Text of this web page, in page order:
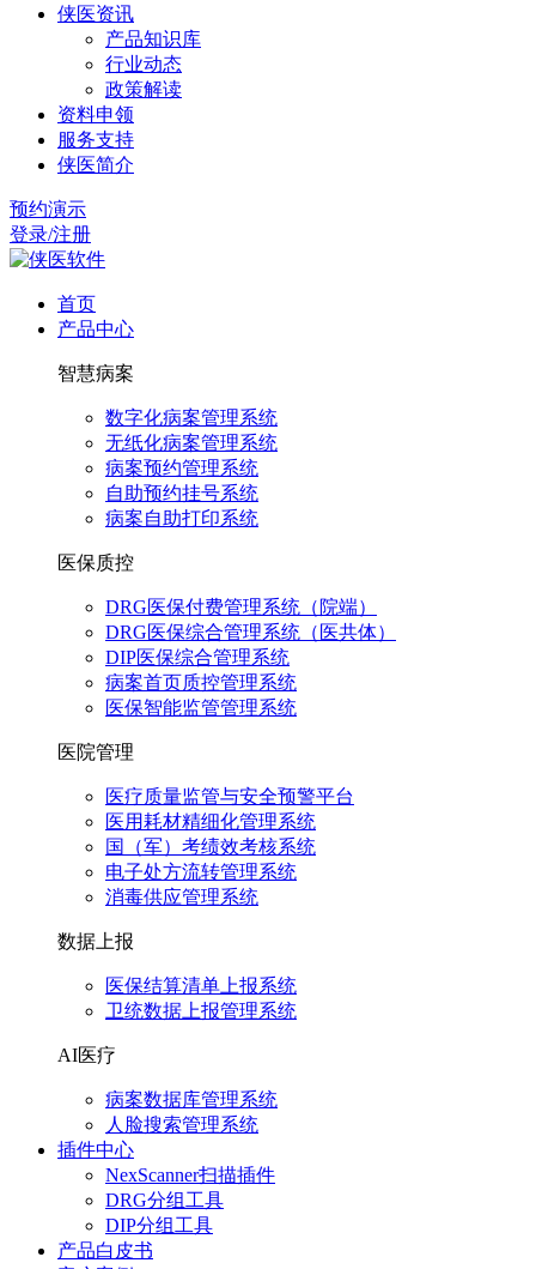
侠医资讯
产品知识库
行业动态
政策解读
资料申领
服务支持
侠医简介
预约演示
登录/注册
首页
产品中心
智慧病案
数字化病案管理系统
无纸化病案管理系统
病案预约管理系统
自助预约挂号系统
病案自助打印系统
医保质控
DRG医保付费管理系统（院端）
DRG医保综合管理系统（医共体）
DIP医保综合管理系统
病案首页质控管理系统
医保智能监管管理系统
医院管理
医疗质量监管与安全预警平台
医用耗材精细化管理系统
国（军）考绩效考核系统
电子处方流转管理系统
消毒供应管理系统
数据上报
医保结算清单上报系统
卫统数据上报管理系统
AI医疗
病案数据库管理系统
人脸搜索管理系统
插件中心
NexScanner扫描插件
DRG分组工具
DIP分组工具
产品白皮书